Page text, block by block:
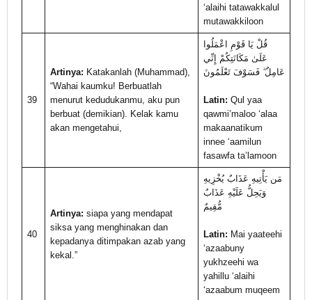
‘alaihi tatawakkalul
mutawakkiloon
39
Artinya: Katakanlah (Muhammad),
“Wahai kaumku! Berbuatlah
menurut kedudukanmu, aku pun
berbuat (demikian). Kelak kamu
akan mengetahui,
قُلْ يَا قَوْمِ اعْمَلُوا
عَلَىٰ مَكَانَتِكُمْ إِنِّي
عَامِلٌ ۖ فَسَوْفَ تَعْلَمُونَ
Latin: Qul yaa
qawmi’maloo ‘alaa
makaanatikum
innee ‘aamilun
fasawfa ta’lamoon
40
Artinya: siapa yang mendapat
siksa yang menghinakan dan
kepadanya ditimpakan azab yang
kekal.”
مَن يَأْتِيهِ عَذَابٌ يُخْزِيهِ
وَيَحِلُّ عَلَيْهِ عَذَابٌ
مُّقِيمٌ
Latin: Mai yaateehi
‘azaabuny
yukhzeehi wa
yahillu ‘alaihi
‘azaabum muqeem